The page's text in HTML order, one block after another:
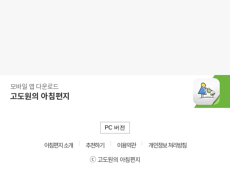
모바일 앱 다운로드
고도원의 아침편지
PC 버전
아침편지 소개 추천하기 이용약관
개인정보 처리방침
ⓒ 고도원의 아침편지